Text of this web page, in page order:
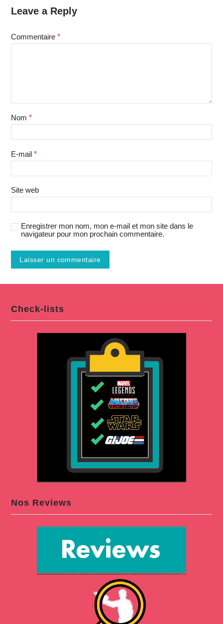
Leave a Reply
Commentaire *
Nom *
E-mail *
Site web
Enregistrer mon nom, mon e-mail et mon site dans le
navigateur pour mon prochain commentaire.
Check-lists
Nos Reviews